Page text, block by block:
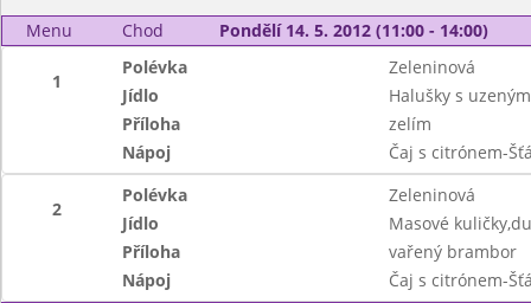
Menu Chod Pondělí 14. 5. 2012 (11:00 - 14:00)
1
Polévka
Zeleninová
Jídlo
Halušky s
Příloha
zelím
Nápoj
Čaj s citrónem-
2
Polévka
Zeleninová
Jídlo
Masové
Příloha
vařený brambor
Nápoj
Čaj s citrónem-